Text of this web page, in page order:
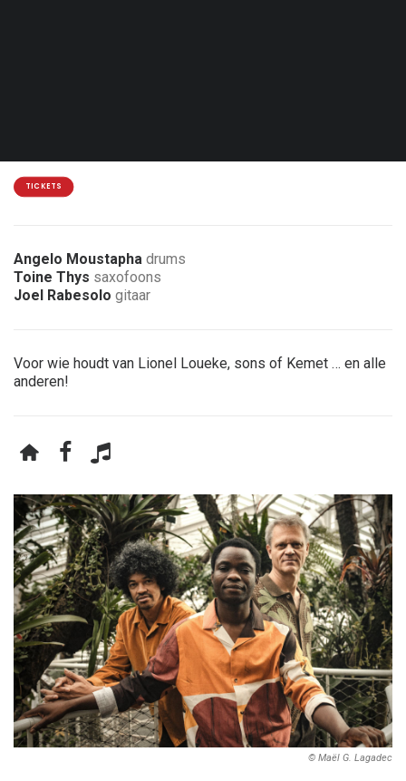
© Maël G. Lagadec
TICKETS
Angelo Moustapha drums
Toine Thys saxofoons
Joel Rabesolo gitaar
Voor wie houdt van Lionel Loueke, sons of Kemet … en alle
anderen!